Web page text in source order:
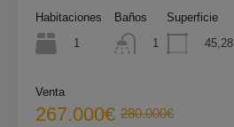
Habitaciones
1
Baños
1
Superficie
45,28
Venta
267.000€ 280.000€